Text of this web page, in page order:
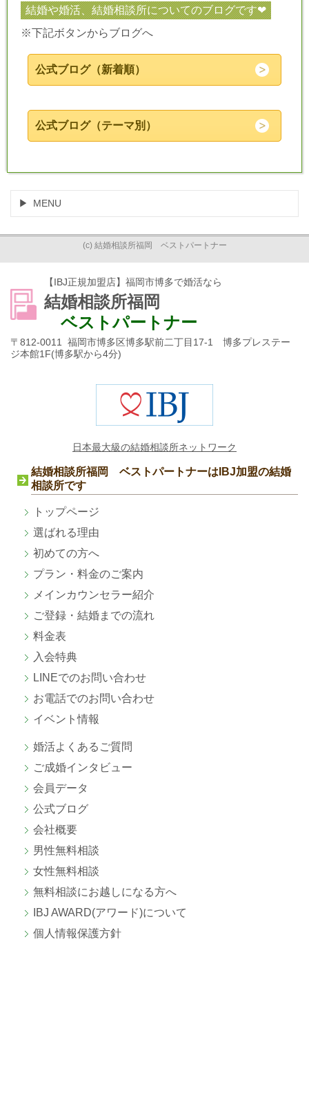
結婚や婚活、結婚相談所についてのブログです❤
※下記ボタンからブログへ
公式ブログ（新着順）
公式ブログ（テーマ別）
MENU
(c) 結婚相談所福岡 ベストパートナー
【IBJ正規加盟店】福岡市博多で婚活なら
結婚相談所福岡
ベストパートナー
〒812-0011 福岡市博多区博多駅前二丁目17-1 博多プレステー
ジ本館1F(博多駅から4分)
日本最大級の結婚相談所ネットワーク
結婚相談所福岡 ベストパートナーはIBJ加盟の結婚
相談所です
トップページ
選ばれる理由
初めての方へ
プラン・料金のご案内
メインカウンセラー紹介
ご登録・結婚までの流れ
料金表
入会特典
LINEでのお問い合わせ
お電話でのお問い合わせ
イベント情報
婚活よくあるご質問
ご成婚インタビュー
会員データ
公式ブログ
会社概要
男性無料相談
女性無料相談
無料相談にお越しになる方へ
IBJ AWARD(アワード)について
個人情報保護方針